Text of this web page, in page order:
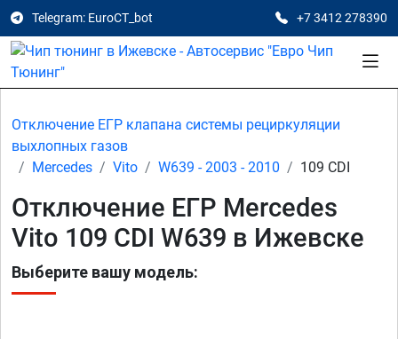
Telegram: EuroCT_bot +7 3412 278390
Отключение ЕГР клапана системы рециркуляции
выхлопных газов
Mercedes
Vito W639 - 2003 - 2010 109 CDI
Отключение ЕГР Mercedes
Vito 109 CDI W639 в Ижевске
Выберите вашу модель: